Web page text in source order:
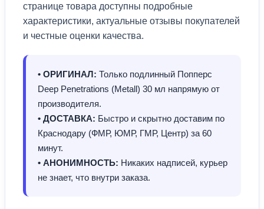
странице товара доступны подробные
характеристики, актуальные отзывы покупателей
и честные оценки качества.
• ОРИГИНАЛ: Только подлинный Попперс
Deep Penetrations (Metall) 30 мл напрямую от
производителя.
• ДОСТАВКА: Быстро и скрытно доставим по
Краснодару (ФМР, ЮМР, ГМР, Центр) за 60
минут.
• АНОНИМНОСТЬ: Никаких надписей, курьер
не знает, что внутри заказа.